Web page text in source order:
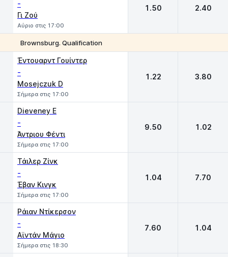
-
Γι Ζού
Αύριο στις 17:00
1.50 2.40
Brownsburg. Qualification
Έντουαρντ Γουίντερ
-
Mosejczuk D
Σήμερα στις 17:00
1.22 3.80
Dieveney E
-
Άντριου Φέντι
Σήμερα στις 17:00
9.50 1.02
Τάιλερ Ζίνκ
-
Έβαν Κινγκ
Σήμερα στις 17:00
1.04 7.70
Ράιαν Ντίκερσον
-
Αϊντάν Μάγιο
Σήμερα στις 18:30
7.60 1.04